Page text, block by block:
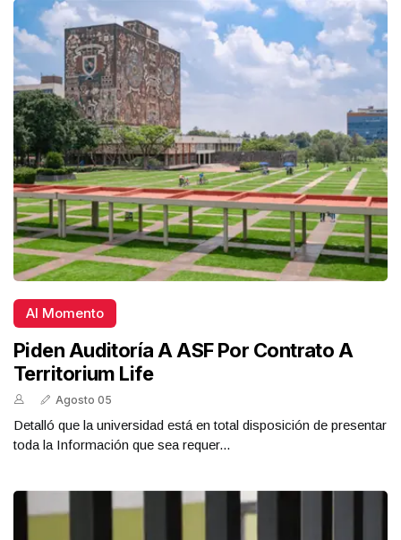
Al Momento
Piden Auditoría A ASF Por Contrato A
Territorium Life
Agosto 05
Detalló que la universidad está en total disposición de presentar
toda la Información que sea requer...